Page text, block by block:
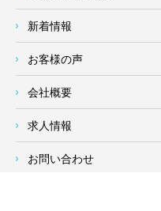
新着情報
お客様の声
会社概要
求人情報
お問い合わせ